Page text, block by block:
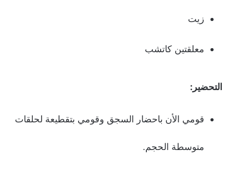
زيت
معلقتين كاتشب
التحضير:
قومي الأن باحضار السجق وقومي بتقطيعة لحلقات
متوسطة الحجم.